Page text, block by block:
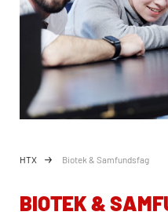
HTX Biotek & Samfundsfag
BIOTEK &